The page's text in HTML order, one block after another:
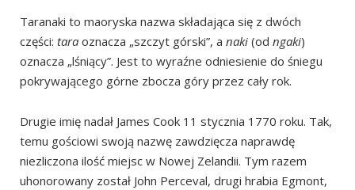
Plan wycieczki
Dzień 1 – Wodospad Dawson Falls, Kapuni Loop Track,
North Egmont Visitor Centre
Dzień 2 – Taranaki Summit Track, New Plymouth
Inne szlaki w okolicy
Taranaki to maoryska nazwa składająca się z dwóch
części: tara oznacza „szczyt górski”, a naki (od ngaki)
oznacza „lśniący”. Jest to wyraźne odniesienie do śniegu
pokrywającego górne zbocza góry przez cały rok.
Drugie imię nadał James Cook 11 stycznia 1770 roku. Tak,
temu gościowi swoją nazwę zawdzięcza naprawdę
niezliczona ilość miejsc w Nowej Zelandii. Tym razem
uhonorowany został John Perceval, drugi hrabia Egmont,